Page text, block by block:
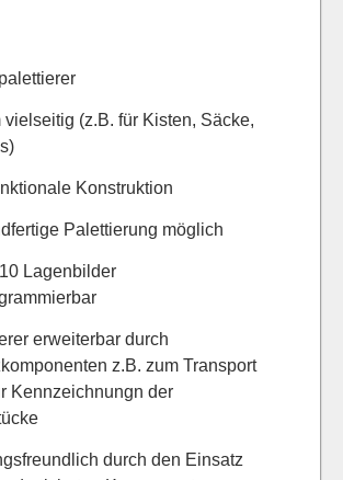
vielseitig (z.B. für Kisten, Säcke,
Konstruktion
Palettierung möglich
Lagenbilder
erweiterbar durch
z.B. zum Transport
Kennzeichnungn der
durch den Einsatz